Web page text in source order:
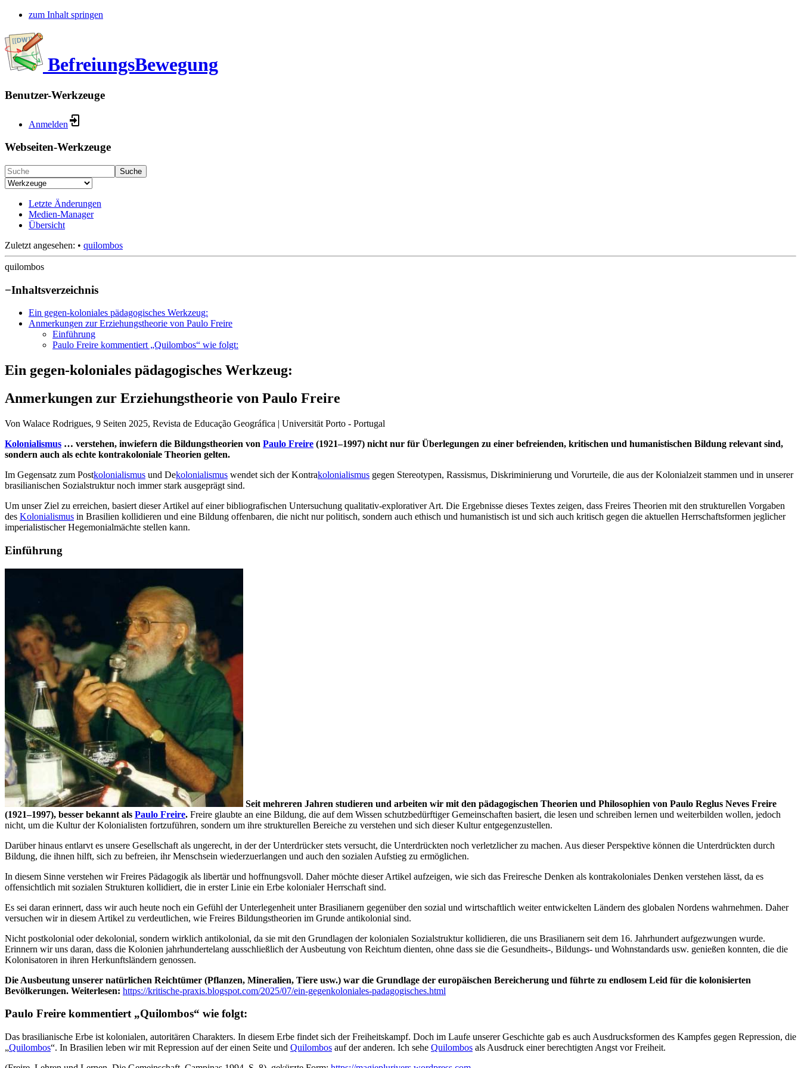
zum Inhalt springen
BefreiungsBewegung
Benutzer-Werkzeuge
Anmelden
Webseiten-Werkzeuge
Suche
Letzte Änderungen
Medien-Manager
Übersicht
Zuletzt angesehen: • quilombos
quilombos
−Inhaltsverzeichnis
Ein gegen-koloniales pädagogisches Werkzeug:
Anmerkungen zur Erziehungstheorie von Paulo Freire
Einführung
Paulo Freire kommentiert „Quilombos“ wie folgt:
Ein gegen-koloniales pädagogisches Werkzeug:
Anmerkungen zur Erziehungstheorie von Paulo Freire
Von Walace Rodrigues, 9 Seiten 2025, Revista de Educação Geográfica | Universität Porto - Portugal
Kolonialismus … verstehen, inwiefern die Bildungstheorien von Paulo Freire (1921–1997) nicht nur für Überlegungen zu einer befreienden, kritischen und humanistischen Bildung relevant sind,
sondern auch als echte kontrakoloniale Theorien gelten.
Im Gegensatz zum Postkolonialismus und Dekolonialismus wendet sich der Kontrakolonialismus gegen Stereotypen, Rassismus, Diskriminierung und Vorurteile, die aus der Kolonialzeit stammen und in unserer
brasilianischen Sozialstruktur noch immer stark ausgeprägt sind.
Um unser Ziel zu erreichen, basiert dieser Artikel auf einer bibliografischen Untersuchung qualitativ-explorativer Art. Die Ergebnisse dieses Textes zeigen, dass Freires Theorien mit den strukturellen Vorgaben
des Kolonialismus in Brasilien kollidieren und eine Bildung offenbaren, die nicht nur politisch, sondern auch ethisch und humanistisch ist und sich auch kritisch gegen die aktuellen Herrschaftsformen jeglicher
imperialistischer Hegemonialmächte stellen kann.
Einführung
Seit mehreren Jahren studieren und arbeiten wir mit den pädagogischen Theorien und Philosophien von Paulo Reglus Neves Freire
(1921–1997), besser bekannt als Paulo Freire. Freire glaubte an eine Bildung, die auf dem Wissen schutzbedürftiger Gemeinschaften basiert, die lesen und schreiben lernen und weiterbilden wollen, jedoch
nicht, um die Kultur der Kolonialisten fortzuführen, sondern um ihre strukturellen Bereiche zu verstehen und sich dieser Kultur entgegenzustellen.
Darüber hinaus entlarvt es unsere Gesellschaft als ungerecht, in der der Unterdrücker stets versucht, die Unterdrückten noch verletzlicher zu machen. Aus dieser Perspektive können die Unterdrückten durch
Bildung, die ihnen hilft, sich zu befreien, ihr Menschsein wiederzuerlangen und auch den sozialen Aufstieg zu ermöglichen.
In diesem Sinne verstehen wir Freires Pädagogik als libertär und hoffnungsvoll. Daher möchte dieser Artikel aufzeigen, wie sich das Freiresche Denken als kontrakoloniales Denken verstehen lässt, da es
offensichtlich mit sozialen Strukturen kollidiert, die in erster Linie ein Erbe kolonialer Herrschaft sind.
Es sei daran erinnert, dass wir auch heute noch ein Gefühl der Unterlegenheit unter Brasilianern gegenüber den sozial und wirtschaftlich weiter entwickelten Ländern des globalen Nordens wahrnehmen. Daher
versuchen wir in diesem Artikel zu verdeutlichen, wie Freires Bildungstheorien im Grunde antikolonial sind.
Nicht postkolonial oder dekolonial, sondern wirklich antikolonial, da sie mit den Grundlagen der kolonialen Sozialstruktur kollidieren, die uns Brasilianern seit dem 16. Jahrhundert aufgezwungen wurde.
Erinnern wir uns daran, dass die Kolonien jahrhundertelang ausschließlich der Ausbeutung von Reichtum dienten, ohne dass sie die Gesundheits-, Bildungs- und Wohnstandards usw. genießen konnten, die die
Kolonisatoren in ihren Herkunftsländern genossen.
Die Ausbeutung unserer natürlichen Reichtümer (Pflanzen, Mineralien, Tiere usw.) war die Grundlage der europäischen Bereicherung und führte zu endlosem Leid für die kolonisierten
Bevölkerungen. Weiterlesen: https://kritische-praxis.blogspot.com/2025/07/ein-gegenkoloniales-padagogisches.html
Paulo Freire kommentiert „Quilombos“ wie folgt:
Das brasilianische Erbe ist kolonialen, autoritären Charakters. In diesem Erbe findet sich der Freiheitskampf. Doch im Laufe unserer Geschichte gab es auch Ausdrucksformen des Kampfes gegen Repression, die
„Quilombos“. In Brasilien leben wir mit Repression auf der einen Seite und Quilombos auf der anderen. Ich sehe Quilombos als Ausdruck einer berechtigten Angst vor Freiheit.